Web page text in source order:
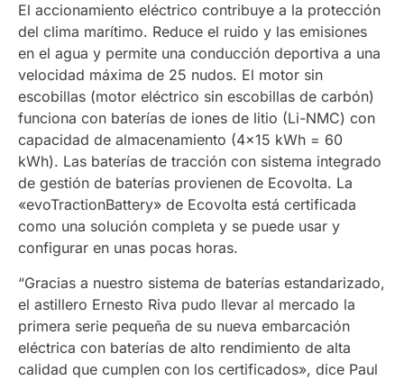
El accionamiento eléctrico contribuye a la protección
del clima marítimo. Reduce el ruido y las emisiones
en el agua y permite una conducción deportiva a una
velocidad máxima de 25 nudos. El motor sin
escobillas (motor eléctrico sin escobillas de carbón)
funciona con baterías de iones de litio (Li-NMC) con
capacidad de almacenamiento (4×15 kWh = 60
kWh). Las baterías de tracción con sistema integrado
de gestión de baterías provienen de Ecovolta. La
«evoTractionBattery» de Ecovolta está certificada
como una solución completa y se puede usar y
configurar en unas pocas horas.
“Gracias a nuestro sistema de baterías estandarizado,
el astillero Ernesto Riva pudo llevar al mercado la
primera serie pequeña de su nueva embarcación
eléctrica con baterías de alto rendimiento de alta
calidad que cumplen con los certificados», dice Paul